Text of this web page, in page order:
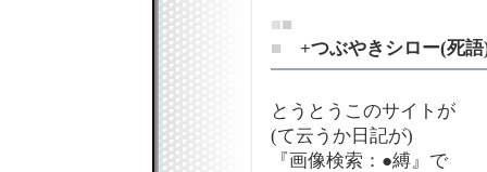
■■
■
+つぶやきシロー(死
とうとうこのサイトが
(て云うか日記が)
『画像検索：●縛』で